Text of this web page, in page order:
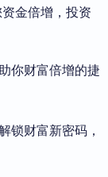
金倍增，投资
你财富倍增的捷
锁财富新密码，